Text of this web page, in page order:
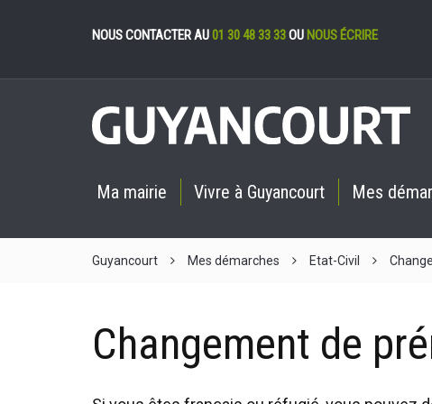
NOUS CONTACTER AU01 30 48 33 33OU NOUS ÉCRIRE
Ma mairie Vivre à Guyancourt Mes
Guyancourt Mes démarches Etat-Civil
Changement de